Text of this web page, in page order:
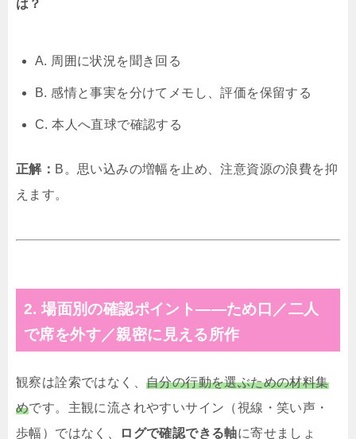
は？
A. 周囲に状況を聞き回る
B. 感情と事実を分けてメモし、評価を保留する
C. 本人へ直球で確認する
正解： B。思い込みの増幅を止め、注意資源の浪費を抑
えます。
2. 場面別の確認ポイント——ため口／二人
で席を外す／親密に見える所作
観察は詮索ではなく、 自分の行動を選ぶための材料集
めです。主観に流されやすいサイン（視線・笑い声・
歩幅）ではなく、
ログで確認できる軸に寄せましょ